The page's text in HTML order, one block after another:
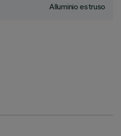
Alluminio estruso